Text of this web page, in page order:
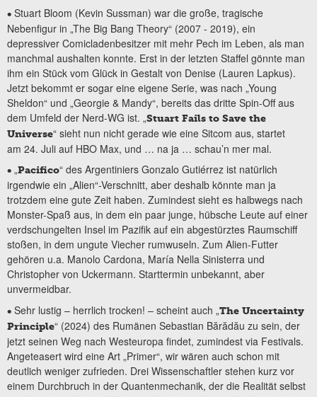
• Stuart Bloom (Kevin Sussman) war die große, tragische
Nebenfigur in „The Big Bang Theory“ (2007 - 2019), ein
depressiver Comicladenbesitzer mit mehr Pech im Leben, als man
manchmal aushalten konnte. Erst in der letzten Staffel gönnte man
ihm ein Stück vom Glück in Gestalt von Denise (Lauren Lapkus).
Jetzt bekommt er sogar eine eigene Serie, was nach „Young
Sheldon“ und „Georgie & Mandy“, bereits das dritte Spin-Off aus
dem Umfeld der Nerd-WG ist. „Stuart Fails to Save the
Universe“ sieht nun nicht gerade wie eine Sitcom aus, startet
am 24. Juli auf HBO Max, und … na ja … schau’n mer mal.
• „Pacifico“ des Argentiniers Gonzalo Gutiérrez ist natürlich
irgendwie ein „Alien“-Verschnitt, aber deshalb könnte man ja
trotzdem eine gute Zeit haben. Zumindest sieht es halbwegs nach
Monster-Spaß aus, in dem ein paar junge, hübsche Leute auf einer
verdschungelten Insel im Pazifik auf ein abgestürztes Raumschiff
stoßen, in dem ungute Viecher rumwuseln. Zum Alien-Futter
gehören u.a. Manolo Cardona, María Nella Sinisterra und
Christopher von Uckermann. Starttermin unbekannt, aber
unvermeidbar.
• Sehr lustig – herrlich trocken! – scheint auch „The Uncertainty
Principle“ (2024) des Rumänen Sebastian Bărădău zu sein, der
jetzt seinen Weg nach Westeuropa findet, zumindest via Festivals.
Angeteasert wird eine Art „Primer“, wir wären auch schon mit
deutlich weniger zufrieden. Drei Wissenschaftler stehen kurz vor
einem Durchbruch in der Quantenmechanik, der die Realität selbst